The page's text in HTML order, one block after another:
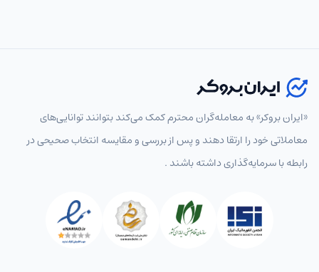
«ایران بروکر» به معامله‌گران محترم کمک می‌کند بتوانند توانایی‌های
معاملاتی خود را ارتقا دهند و پس از بررسی و مقایسه انتخاب‌ صحیحی در
رابطه با سرمایه‌گذاری داشته باشند .